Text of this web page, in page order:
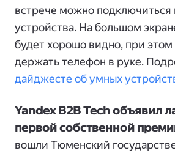
встрече можно подключиться
устройства. На большом
будет хорошо видно, при этом
держать телефон в руке.
дайджесте об умных
Yandex B2B Tech объявил
первой собственной
вошли Тюменский